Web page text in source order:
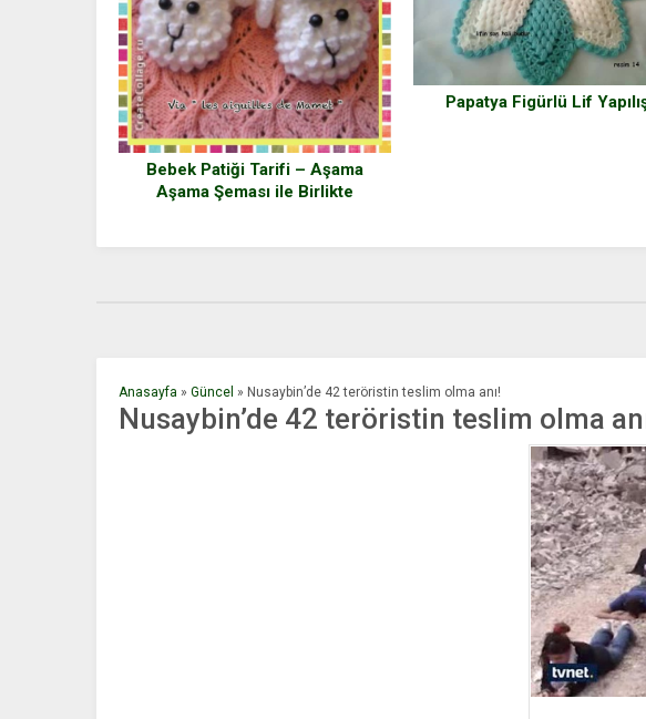
Bebek Patiği Tarifi – Aşama
Aşama Şeması ile Birlikte
Papatya Figürlü Lif
Anasayfa » Güncel » Nusaybin’de 42 teröristin teslim olma anı!
Nusaybin’de 42 teröristin teslim olma